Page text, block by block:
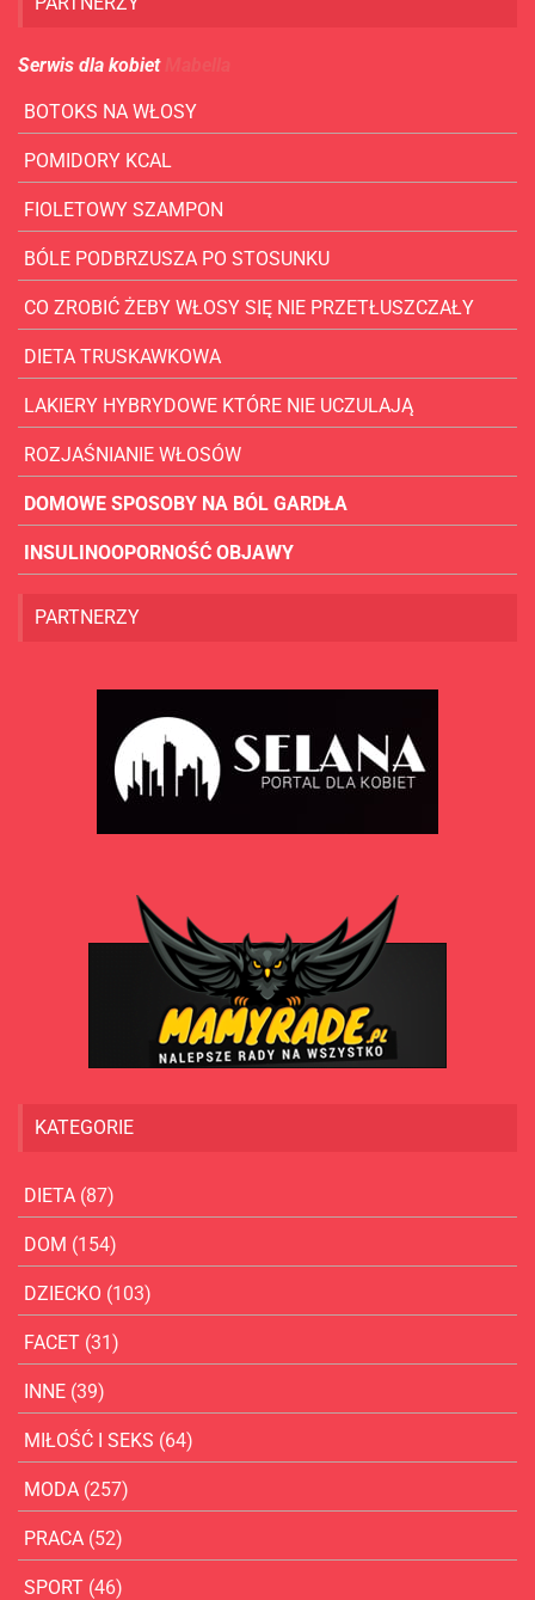
Serwis dla kobiet
BOTOKS NA WŁOSY
POMIDORY KCAL
FIOLETOWY SZAMPON
BÓLE PODBRZUSZA PO STOSUNKU
CO ZROBIĆ ŻEBY WŁOSY SIĘ NIE PRZETŁUSZCZAŁY
DIETA TRUSKAWKOWA
LAKIERY HYBRYDOWE KTÓRE NIE UCZULAJĄ
ROZJAŚNIANIE WŁOSÓW
DOMOWE SPOSOBY NA BÓL GARDŁA
INSULINOOPORNOŚĆ OBJAWY
PARTNERZY
KATEGORIE
DIETA (87)
DOM (154)
DZIECKO (103)
FACET (31)
INNE (39)
MIŁOŚĆ I SEKS (64)
MODA (257)
PRACA (52)
SPORT (46)